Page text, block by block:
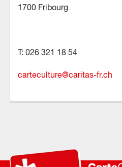
1700 Fribourg
T: 026 321 18 54
carteculture@caritas-fr.ch